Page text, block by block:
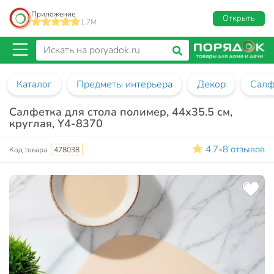
Приложение
1.7M
Открыть
Каталог Предметы интерьера Декор
Салфетка для стола полимер, 44х35.5 см,
круглая, Y4-8370
Код товара: 478038 4.7•8 отзывов